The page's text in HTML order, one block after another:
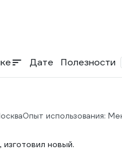
Дате Полезности
Опыт использования:
новый.